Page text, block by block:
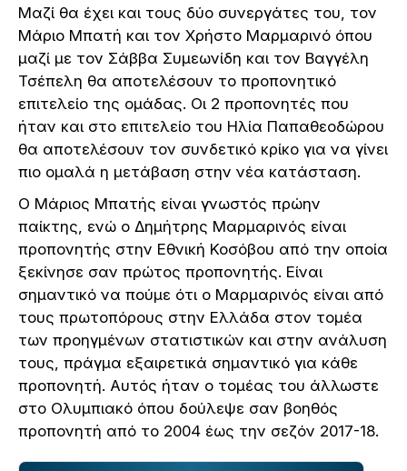
Μαζί θα έχει και τους δύο συνεργάτες του, τον
Μάριο Μπατή και τον Χρήστο Μαρμαρινό όπου
μαζί με τον Σάββα Συμεωνίδη και τον Βαγγέλη
Τσέπελη θα αποτελέσουν το προπονητικό
επιτελείο της ομάδας. Οι 2 προπονητές που
ήταν και στο επιτελείο του Ηλία Παπαθεοδώρου
θα αποτελέσουν τον συνδετικό κρίκο για να γίνει
πιο ομαλά η μετάβαση στην νέα κατάσταση.
Ο Μάριος Μπατής είναι γνωστός πρώην
παίκτης, ενώ ο Δημήτρης Μαρμαρινός είναι
προπονητής στην Εθνική Κοσόβου από την οποία
ξεκίνησε σαν πρώτος προπονητής. Είναι
σημαντικό να πούμε ότι ο Μαρμαρινός είναι από
τους πρωτοπόρους στην Ελλάδα στον τομέα
των προηγμένων στατιστικών και στην ανάλυση
τους, πράγμα εξαιρετικά σημαντικό για κάθε
προπονητή. Αυτός ήταν ο τομέας του άλλωστε
στο Ολυμπιακό όπου δούλεψε σαν βοηθός
προπονητή από το 2004 έως την σεζόν 2017-18.